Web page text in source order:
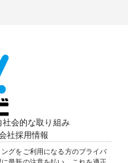
社会的な取り組み
社採用情報
グをご利用になる方のプライバ